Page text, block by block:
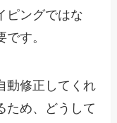
ピングではな
す。
動修正してくれ
ため、どうして